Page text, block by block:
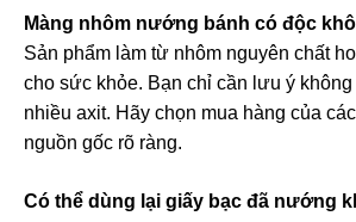
Màng nhôm nướng bánh có độc
Sản phẩm làm từ nhôm nguyên chất
cho sức khỏe. Bạn chỉ cần lưu ý
nhiều axit. Hãy chọn mua hàng của
nguồn gốc rõ ràng.
Có thể dùng lại giấy bạc đã nướng